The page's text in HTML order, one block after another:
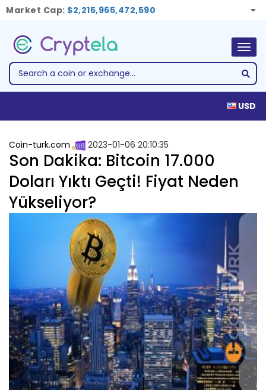
Market Cap: $2,215,965,472,590
USD
Coin-turk.com 2023-01-06 20:10:35
Son Dakika: Bitcoin 17.000
Doları Yıktı Geçti! Fiyat Neden
Yükseliyor?